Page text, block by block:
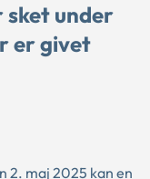
sket under
er givet
2. maj 2025 kan en